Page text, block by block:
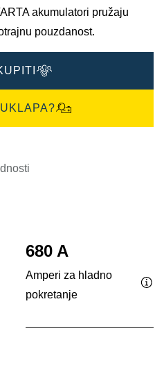
akumulatori pružaju
pouzdanost.
680 A
Amperi za hladno
pokretanje